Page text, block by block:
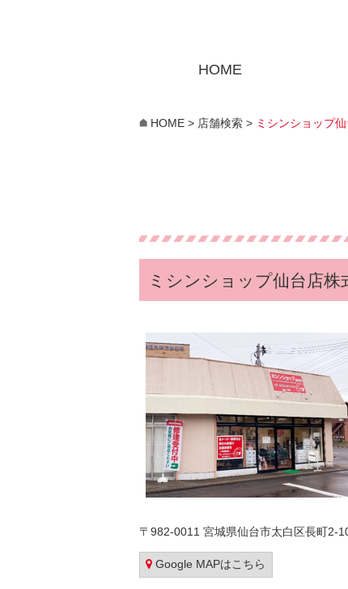
HOME
HOME > 店舗検索 > ミシンショップ
ミシンショップ仙台店株
〒982-0011 宮城県仙台市太白区長町2-
Google MAPはこちら